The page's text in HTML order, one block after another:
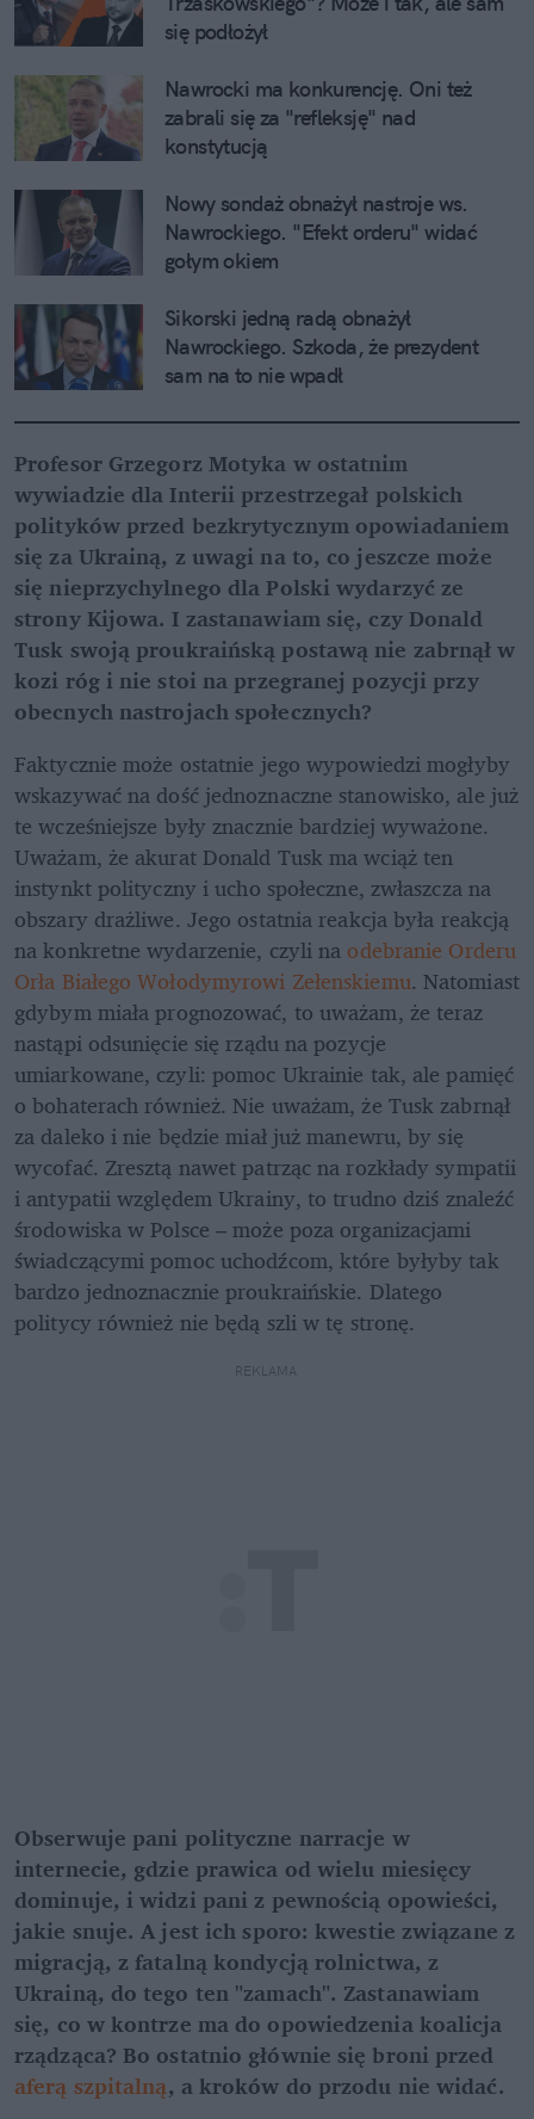
się podłożył
Nawrocki ma konkurencję. Oni też
zabrali się za "refleksję" nad
konstytucją
Nowy sondaż obnażył nastroje ws.
Nawrockiego. "Efekt orderu" widać
gołym okiem
Sikorski jedną radą obnażył
Nawrockiego. Szkoda, że prezydent
sam na to nie wpadł
Profesor Grzegorz Motyka w ostatnim
wywiadzie dla Interii przestrzegał polskich
polityków przed bezkrytycznym opowiadaniem
się za Ukrainą, z uwagi na to, co jeszcze może
się nieprzychylnego dla Polski wydarzyć ze
strony Kijowa. I zastanawiam się, czy Donald
Tusk swoją proukraińską postawą nie zabrnął w
kozi róg i nie stoi na przegranej pozycji przy
obecnych nastrojach społecznych?
Faktycznie może ostatnie jego wypowiedzi mogłyby
wskazywać na dość jednoznaczne stanowisko, ale już
te wcześniejsze były znacznie bardziej wyważone.
Uważam, że akurat Donald Tusk ma wciąż ten
instynkt polityczny i ucho społeczne, zwłaszcza na
obszary drażliwe. Jego ostatnia reakcja była reakcją
na konkretne wydarzenie, czyli na odebranie Orderu
Orła Białego Wołodymyrowi Zełenskiemu. Natomiast
gdybym miała prognozować, to uważam, że teraz
nastąpi odsunięcie się rządu na pozycje
umiarkowane, czyli: pomoc Ukrainie tak, ale pamięć
o bohaterach również. Nie uważam, że Tusk zabrnął
za daleko i nie będzie miał już manewru, by się
wycofać. Zresztą nawet patrząc na rozkłady sympatii
i antypatii względem Ukrainy, to trudno dziś znaleźć
środowiska w Polsce – może poza organizacjami
świadczącymi pomoc uchodźcom, które byłyby tak
bardzo jednoznacznie proukraińskie. Dlatego
politycy również nie będą szli w tę stronę.
REKLAMA
Obserwuje pani polityczne narracje w
internecie, gdzie prawica od wielu miesięcy
dominuje, i widzi pani z pewnością opowieści,
jakie snuje. A jest ich sporo: kwestie związane z
migracją, z fatalną kondycją rolnictwa, z
Ukrainą, do tego ten "zamach". Zastanawiam
się, co w kontrze ma do opowiedzenia koalicja
aferą szpitalną, a kroków do przodu nie widać.